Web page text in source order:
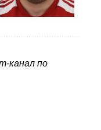
канал по